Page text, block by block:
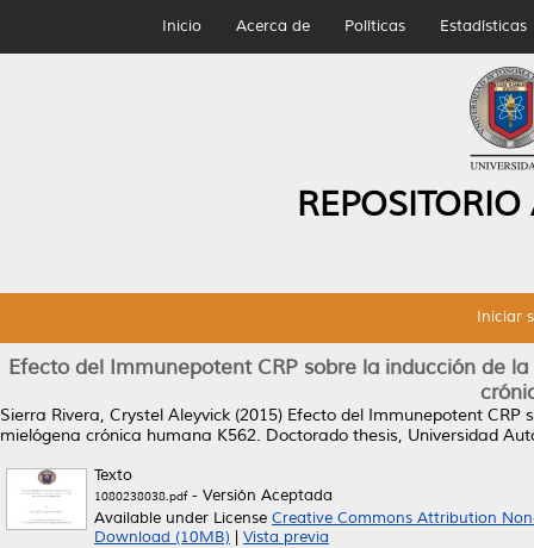
Inicio Acerca de Políticas Estadísticas
Iniciar
Efecto del Immunepotent CRP sobre la inducción de
Sierra Rivera, Crystel Aleyvick (2015) Efecto del Immunepotent CRP
mielógena crónica humana K562. Doctorado thesis, Universidad
Texto
1080238038.pdf- Versión Aceptada
Available under License Creative Commons Attribution
Download (10MB)
Vista previa